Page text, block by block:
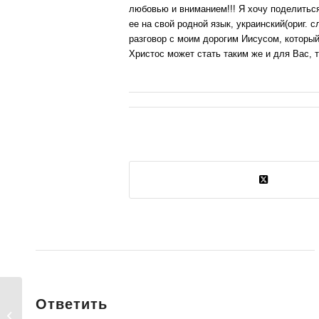
любовью и вниманием!!! Я хочу
ее на свой родной язык, украинский(ориг.
разговор с моим дорогим Иисусом,
Христос может стать таким же и для Вас,
Ответить